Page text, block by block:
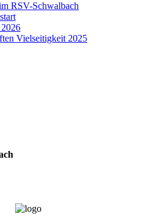
RSV-Schwalbach
Vielseitigkeit 2025